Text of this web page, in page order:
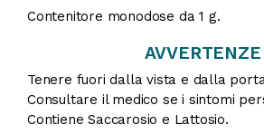
Contenitore monodose da 1 g.
AVVERTENZE
Tenere fuori dalla vista e dalla
Consultare il medico se i sintomi
Contiene Saccarosio e Lattosio.